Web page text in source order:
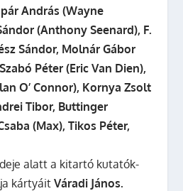
András (Wayne
(Anthony Seenard), F.
Sándor, Molnár Gábor
Péter (Eric Van Dien),
O’ Connor), Kornya Zsolt
Tibor, Buttinger
(Max), Tikos Péter,
alatt a kitartó kutatók-
kártyáitVáradi János.